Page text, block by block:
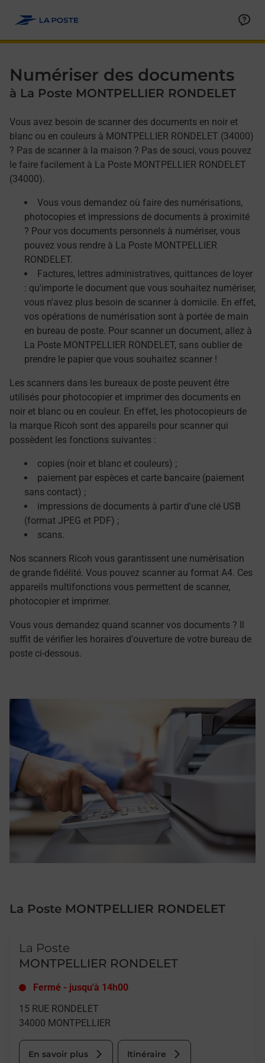
Numériser des documents
à La Poste MONTPELLIER RONDELET
Vous avez besoin de scanner des documents en noir et
blanc ou en couleurs à MONTPELLIER RONDELET (34000)
? Pas de scanner à la maison ? Pas de souci, vous pouvez
le faire facilement à La Poste MONTPELLIER RONDELET
(34000).
Vous vous demandez où faire des numérisations,
photocopies et impressions de documents à proximité
? Pour vos documents personnels à numériser, vous
pouvez vous rendre à La Poste MONTPELLIER
RONDELET.
Factures, lettres administratives, quittances de loyer
: qu'importe le document que vous souhaitez numériser,
vous n'avez plus besoin de scanner à domicile. En effet,
vos opérations de numérisation sont à portée de main
en bureau de poste. Pour scanner un document, allez à
La Poste MONTPELLIER RONDELET, sans oublier de
prendre le papier que vous souhaitez scanner !
Les scanners dans les bureaux de poste peuvent être
utilisés pour photocopier et imprimer des documents en
noir et blanc ou en couleur. En effet, les photocopieurs de
la marque Ricoh sont des appareils pour scanner qui
possèdent les fonctions suivantes :
copies (noir et blanc et couleurs) ;
paiement par espèces et carte bancaire (paiement
sans contact) ;
impressions de documents à partir d'une clé USB
(format JPEG et PDF) ;
scans.
Nos scanners Ricoh vous garantissent une numérisation
de grande fidélité. Vous pouvez scanner au format A4. Ces
appareils multifonctions vous permettent de scanner,
photocopier et imprimer.
Vous vous demandez quand scanner vos documents ? Il
suffit de vérifier les horaires d'ouverture de votre bureau de
poste ci-dessous.
La Poste MONTPELLIER RONDELET
La Poste
MONTPELLIER RONDELET
Fermé - jusqu'à 14h00
15 RUE RONDELET
34000 MONTPELLIER
En savoir plus Itinéraire